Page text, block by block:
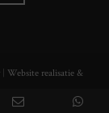
| Website realisatie &